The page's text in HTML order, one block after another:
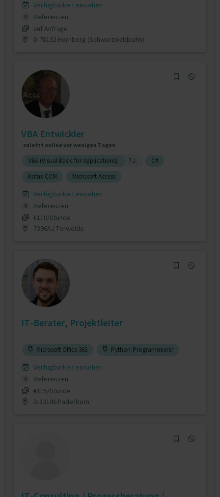
Verfügbarkeit einsehen
0
Referenzen
auf Anfrage
D-78132 Hornberg (Schwarzwaldbahn)
VBA Entwickler
zuletzt online vor wenigen Tagen
VBA (Visual Basic for Applications) 7 J.
C#
Kofax CCM
Microsoft Access
Verfügbarkeit einsehen
0
Referenzen
€110/Stunde
7396AJ Terwolde
IT-Berater, Projektleiter
Microsoft Office 365 Python-Programmierer
Verfügbarkeit einsehen
0
Referenzen
€115/Stunde
D-33106 Paderborn